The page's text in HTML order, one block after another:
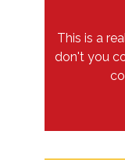
This is a
don't you